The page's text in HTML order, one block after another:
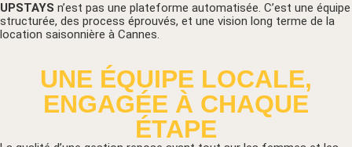
UPSTAYS n’est pas une plateforme automatisée. C’est une équipe
structurée, des process éprouvés, et une vision long terme de la
location saisonnière à Cannes.
UNE ÉQUIPE LOCALE,
ENGAGÉE À CHAQUE
ÉTAPE